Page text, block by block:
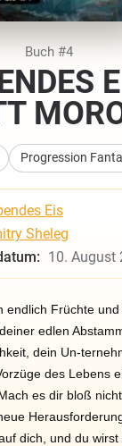
Buch #4
Progression
Eis
Sheleg
10. August
endlich Früchte
edlen
dein Un-
des Lebens
es dir bloß
dich, und du wirst